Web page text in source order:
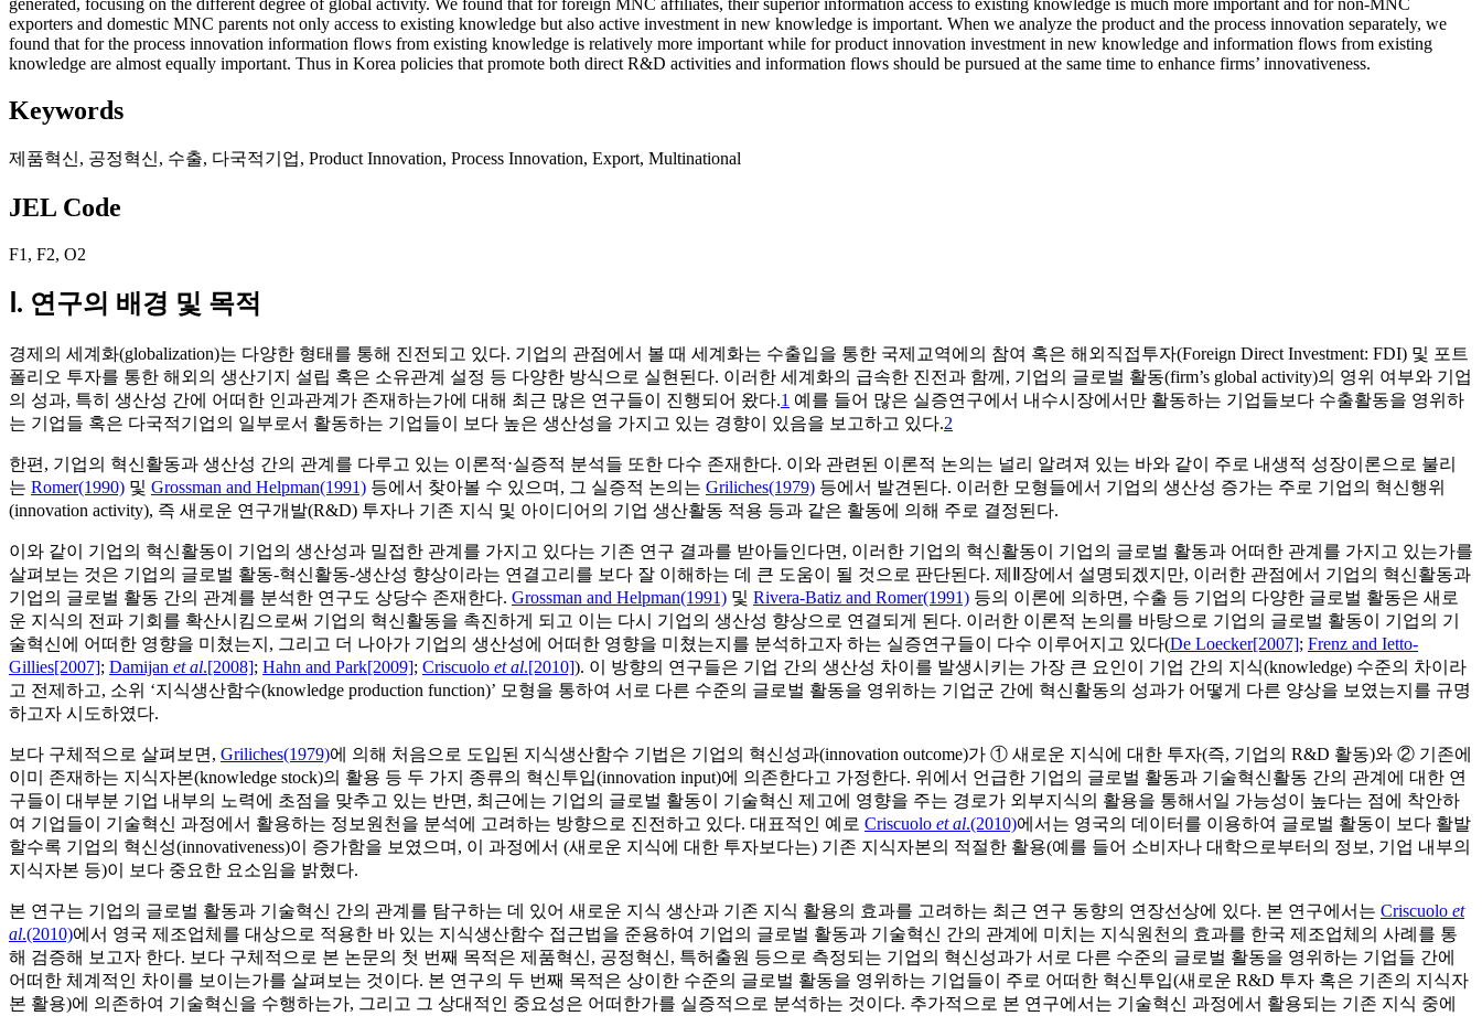
generated, focusing on the different degree of global activity. We found that for foreign MNC affiliates, their superior information access to existing knowledge is much more important and for non-MNC
exporters and domestic MNC parents not only access to existing knowledge but also active investment in new knowledge is important. When we analyze the product and the process innovation separately, we
found that for the process innovation information flows from existing knowledge is relatively more important while for product innovation investment in new knowledge and information flows from existing
knowledge are almost equally important. Thus in Korea policies that promote both direct R&D activities and information flows should be pursued at the same time to enhance firms’ innovativeness.
Keywords
제품혁신, 공정혁신, 수출, 다국적기업, Product Innovation, Process Innovation, Export, Multinational
JEL Code
F1 , F2, O2
Ⅰ. 연구의 배경 및 목적
경제의 세계화(globalization)는 다양한 형태를 통해 진전되고 있다. 기업의 관점에서 볼 때 세계화는 수출입을 통한 국제교역에의 참여 혹은 해외직접투자(Foreign Direct Investment: FDI) 및 포트
폴리오 투자를 통한 해외의 생산기지 설립 혹은 소유관계 설정 등 다양한 방식으로 실현된다. 이러한 세계화의 급속한 진전과 함께, 기업의 글로벌 활동(firm’s global activity)의 영위 여부와 기업
의 성과, 특히 생산성 간에 어떠한 인과관계가 존재하는가에 대해 최근 많은 연구들이 진행되어 왔다.1 예를 들어 많은 실증연구에서 내수시장에서만 활동하는 기업들보다 수출활동을 영위하
는 기업들 혹은 다국적기업의 일부로서 활동하는 기업들이 보다 높은 생산성을 가지고 있는 경향이 있음을 보고하고 있다.2
한편, 기업의 혁신활동과 생산성 간의 관계를 다루고 있는 이론적⋅실증적 분석들 또한 다수 존재한다. 이와 관련된 이론적 논의는 널리 알려져 있는 바와 같이 주로 내생적 성장이론으로 불리
는 Romer(1990) 및 Grossman and Helpman(1991) 등에서 찾아볼 수 있으며, 그 실증적 논의는 Griliches(1979) 등에서 발견된다. 이러한 모형들에서 기업의 생산성 증가는 주로 기업의 혁신행위
(innovation activity), 즉 새로운 연구개발(R&D) 투자나 기존 지식 및 아이디어의 기업 생산활동 적용 등과 같은 활동에 의해 주로 결정된다.
이와 같이 기업의 혁신활동이 기업의 생산성과 밀접한 관계를 가지고 있다는 기존 연구 결과를 받아들인다면, 이러한 기업의 혁신활동이 기업의 글로벌 활동과 어떠한 관계를 가지고 있는가를
살펴보는 것은 기업의 글로벌 활동­­-혁신활동-­생산성 향상이라는 연결고리를 보다 잘 이해하는 데 큰 도움이 될 것으로 판단된다. 제Ⅱ장에서 설명되겠지만, 이러한 관점에서 기업의 혁신활동과
기업의 글로벌 활동 간의 관계를 분석한 연구도 상당수 존재한다. Grossman and Helpman(1991) 및 Rivera-Batiz and Romer(1991) 등의 이론에 의하면, 수출 등 기업의 다양한 글로벌 활동은 새로
운 지식의 전파 기회를 확산시킴으로써 기업의 혁신활동을 촉진하게 되고 이는 다시 기업의 생산성 향상으로 연결되게 된다. 이러한 이론적 논의를 바탕으로 기업의 글로벌 활동이 기업의 기
술혁신에 어떠한 영향을 미쳤는지, 그리고 더 나아가 기업의 생산성에 어떠한 영향을 미쳤는지를 분석하고자 하는 실증연구들이 다수 이루어지고 있다(De Loecker[2007]; Frenz and Ietto-
Gillies[2007]; Damijan et al.[2008]; Hahn and Park[2009]; Criscuolo et al.[2010]). 이 방향의 연구들은 기업 간의 생산성 차이를 발생시키는 가장 큰 요인이 기업 간의 지식(knowledge) 수준의 차이라
고 전제하고, 소위 ‘지식생산함수(knowledge production function)’ 모형을 통하여 서로 다른 수준의 글로벌 활동을 영위하는 기업군 간에 혁신활동의 성과가 어떻게 다른 양상을 보였는지를 규명
하고자 시도하였다.
보다 구체적으로 살펴보면, Griliches(1979)에 의해 처음으로 도입된 지식생산함수 기법은 기업의 혁신성과(innovation outcome)가 ① 새로운 지식에 대한 투자(즉, 기업의 R&D 활동)와 ② 기존에
이미 존재하는 지식자본(knowledge stock)의 활용 등 두 가지 종류의 혁신투입(innovation input)에 의존한다고 가정한다. 위에서 언급한 기업의 글로벌 활동과 기술혁신활동 간의 관계에 대한 연
구들이 대부분 기업 내부의 노력에 초점을 맞추고 있는 반면, 최근에는 기업의 글로벌 활동이 기술혁신 제고에 영향을 주는 경로가 외부지식의 활용을 통해서일 가능성이 높다는 점에 착안하
여 기업들이 기술혁신 과정에서 활용하는 정보원천을 분석에 고려하는 방향으로 진전하고 있다. 대표적인 예로 Criscuolo et al.(2010)에서는 영국의 데이터를 이용하여 글로벌 활동이 보다 활발
할수록 기업의 혁신성(innovativeness)이 증가함을 보였으며, 이 과정에서 (새로운 지식에 대한 투자보다는) 기존 지식자본의 적절한 활용(예를 들어 소비자나 대학으로부터의 정보, 기업 내부의
지식자본 등)이 보다 중요한 요소임을 밝혔다.
본 연구는 기업의 글로벌 활동과 기술혁신 간의 관계를 탐구하는 데 있어 새로운 지식 생산과 기존 지식 활용의 효과를 고려하는 최근 연구 동향의 연장선상에 있다. 본 연구에서는 Criscuolo et
al.(2010)에서 영국 제조업체를 대상으로 적용한 바 있는 지식생산함수 접근법을 준용하여 기업의 글로벌 활동과 기술혁신 간의 관계에 미치는 지식원천의 효과를 한국 제조업체의 사례를 통
해 검증해 보고자 한다. 보다 구체적으로 본 논문의 첫 번째 목적은 제품혁신, 공정혁신, 특허출원 등으로 측정되는 기업의 혁신성과가 서로 다른 수준의 글로벌 활동을 영위하는 기업들 간에
어떠한 체계적인 차이를 보이는가를 살펴보는 것이다. 본 연구의 두 번째 목적은 상이한 수준의 글로벌 활동을 영위하는 기업들이 주로 어떠한 혁신투입(새로운 R&D 투자 혹은 기존의 지식자
본 활용)에 의존하여 기술혁신을 수행하는가, 그리고 그 상대적인 중요성은 어떠한가를 실증적으로 분석하는 것이다. 추가적으로 본 연구에서는 기술혁신 과정에서 활용되는 기존 지식 중에